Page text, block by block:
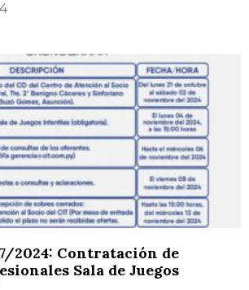
2024: Contratación de
Sala de Juegos